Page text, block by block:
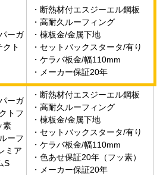
ーガ
クト
・断熱材付エスジーエル鋼板
・高耐久ルーフィング
・棟板金/金属下地
・セットバックスタータ/有り
・ケラバ板金/幅110mm
・メーカー保証20年
ーガ
トフ
素
ーフ
ミア
S
・断熱材付エスジーエル鋼板
・高耐久ルーフィング
・棟板金/金属下地
・セットバックスタータ/有り
・ケラバ板金/幅110mm
・色あせ保証20年（フッ素）
・メーカー保証20年